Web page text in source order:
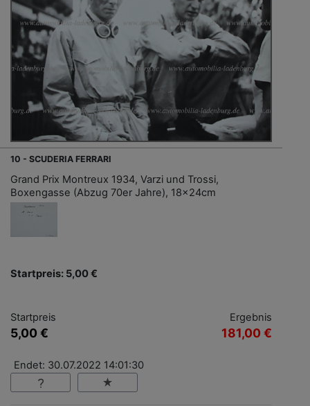
10 - SCUDERIA FERRARI
Grand Prix Montreux 1934, Varzi und Trossi,
Boxengasse (Abzug 70er Jahre), 18x24cm
Startpreis: 5,00 €
Startpreis
5,00 €
Ergebnis
181,00 €
Endet: 30.07.2022 14:01:30